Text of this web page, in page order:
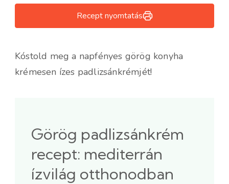
Recept nyomtatás
Kóstold meg a napfényes görög konyha
krémesen ízes padlizsánkrémjét!
Görög padlizsánkrém
recept: mediterrán
ízvilág otthonodban